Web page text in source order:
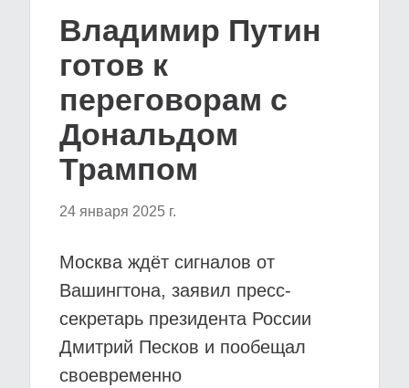
Владимир Путин
готов к
переговорам с
Дональдом
Трампом
24 января 2025 г.
Москва ждёт сигналов от
Вашингтона, заявил пресс-
секретарь президента России
Дмитрий Песков и пообещал
своевременно